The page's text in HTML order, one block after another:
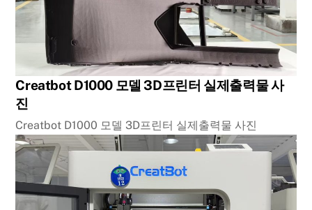
Creatbot D1000 모델 3D프린터 실제출력물 사
진
Creatbot D1000 모델 3D프린터 실제출력물 사진